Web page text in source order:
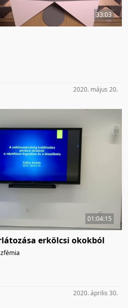
33:03
2020. május 20.
01:04:15
erkölcsi okokból
2020. április 30.